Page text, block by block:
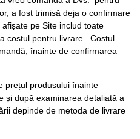
a fost trimisă deja o confirmare
pe Site includ toate
costul pentru livrare. Costul
înainte de confirmarea
prețul produsului înainte
și după examinarea detaliată a
depinde de metoda de livrare